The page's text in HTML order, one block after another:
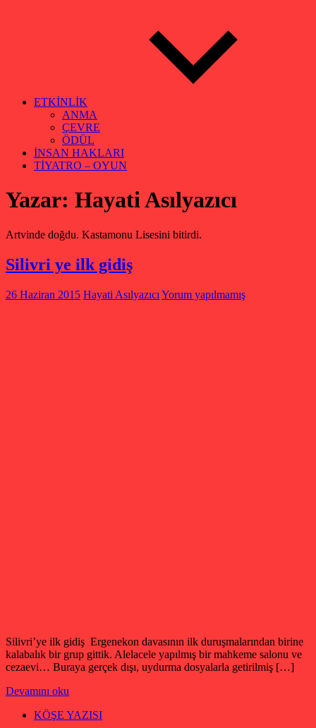
ETKİNLİK
ANMA
ÇEVRE
ÖDÜL
İNSAN HAKLARI
TİYATRO – OYUN
Yazar: Hayati Asılyazıcı
Artvinde doğdu. Kastamonu Lisesini bitirdi.
Silivri ye ilk gidiş
26 Haziran 2015 Hayati Asılyazıcı Yorum yapılmamış
Silivri’ye ilk gidiş Ergenekon davasının ilk duruşmalarından birine
kalabalık bir grup gittik. Alelacele yapılmış bir mahkeme salonu ve
cezaevi… Buraya gerçek dışı, uydurma dosyalarla getirilmiş […]
Devamını oku
KÖŞE YAZISI